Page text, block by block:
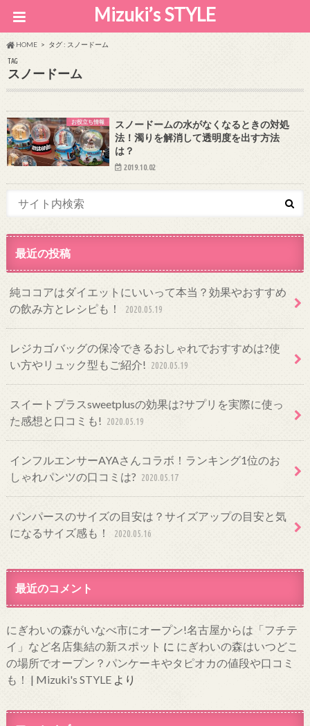
Mizuki’s STYLE
HOME タグ : スノードーム
TAG
スノードーム
お役立ち情報
スノードームの水がなくなるときの対処
法！濁りを解消して透明度を出す方法
は？
2019.10.02
最近の投稿
純ココアはダイエットにいいって本当？効果やおすすめ
の飲み方とレシピも！
2020.05.19
レジカゴバッグの保冷できるおしゃれでおすすめは?使
い方やリュック型もご紹介!
2020.05.19
スイートプラスsweetplusの効果は?サプリを実際に使っ
た感想と口コミも!
2020.05.19
インフルエンサーAYAさんコラボ！ランキング1位のお
しゃれパンツの口コミは? 2020.05.17
パンパースのサイズの目安は？サイズアップの目安と気
になるサイズ感も！
2020.05.16
最近のコメント
にぎわいの森がいなべ市にオープン!名古屋からは「フチテ
イ」など名店集結の新スポット に にぎわいの森はいつどこ
の場所でオープン？パンケーキやタピオカの値段や口コミ
も！ | Mizuki's STYLEより